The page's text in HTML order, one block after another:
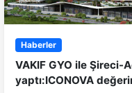
Haberler
VAKIF GYO ile Şireci-
yaptı:ICONOVA